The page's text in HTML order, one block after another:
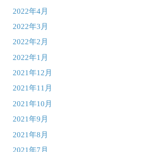
2022年4月
2022年3月
2022年2月
2022年1月
2021年12月
2021年11月
2021年10月
2021年9月
2021年8月
2021年7月